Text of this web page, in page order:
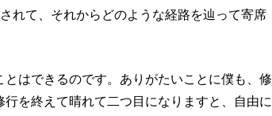
れて、それからどのような経路を辿って寄席
はできるのです。ありがたいことに僕も、修
を終えて晴れて二つ目になりますと、自由に